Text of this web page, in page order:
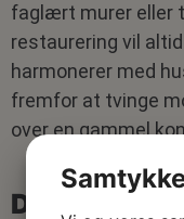
faglært murer eller
restaurering vil
harmonerer med
fremfor at tvinge
over en gammel
Det faglærte